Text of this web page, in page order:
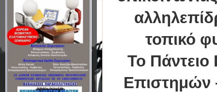
τοπικό
Το Πάντειο
Επιστημών